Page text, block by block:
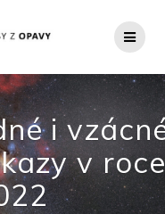
i
v roce